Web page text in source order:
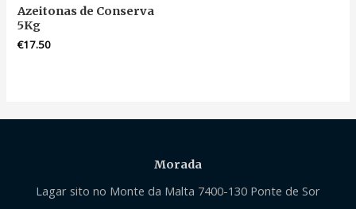
Azeitonas de Conserva
5Kg
€17.50
Morada
Lagar sito no Monte da Malta 7400-130 Ponte de Sor